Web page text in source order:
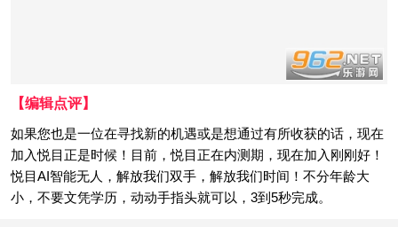
【编辑点评】
如果您也是一位在寻找新的机遇或是想通过有所收获的话，现在
加入悦目正是时候！目前，悦目正在内测期，现在加入刚刚好！
悦目AI智能无人，解放我们双手，解放我们时间！不分年龄大
小，不要文凭学历，动动手指头就可以，3到5秒完成。